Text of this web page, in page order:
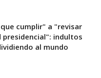
cumplir" a "revisar
presidencial": indultos
al mundo